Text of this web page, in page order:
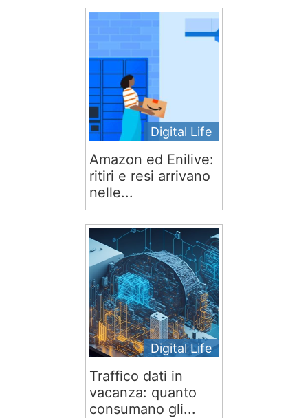
Digital Life
Amazon ed Enilive:
ritiri e resi arrivano
nelle...
Digital Life
Traffico dati in
vacanza: quanto
consumano gli...